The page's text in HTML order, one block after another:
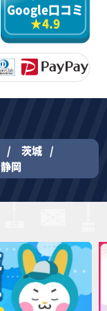
Google口コミ
★4.9
茨城
静岡